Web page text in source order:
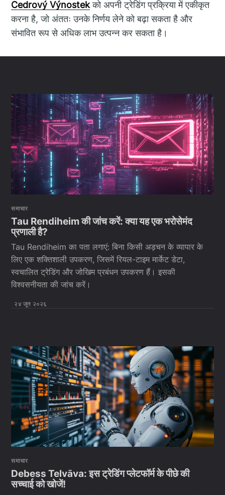
Cedrový Výnostekको अपनी ट्रेडिंग प्रक्रिया में एकीकृत
करना है, जो अंततः उनके निर्णय लेने को बढ़ा सकता है और
संभावित रूप से अधिक लाभ उत्पन्न कर सकता है।
समाचार
Tau Rendiheim की जांच करें: क्या यह एक भरोसेमंद
प्रणाली है?
Tau Rendiheim का पता लगाएं: बि‍ना किसी अड़चन के व्यापार के
लिए एक शक्तिशाली उपकरण, जिसमें रियल-टाइम मार्केट डेटा,
स्वचालित ट्रेडिंग और जोखिम प्रबंधन उपकरण हैं। इसकी
विश्वसनीयता की जांच करें।
२४ जून २०२६
समाचार
Debess Telvāva: इस ट्रेडिंग प्लेटफॉर्म के पीछे की
सच्चाई को खोजें!